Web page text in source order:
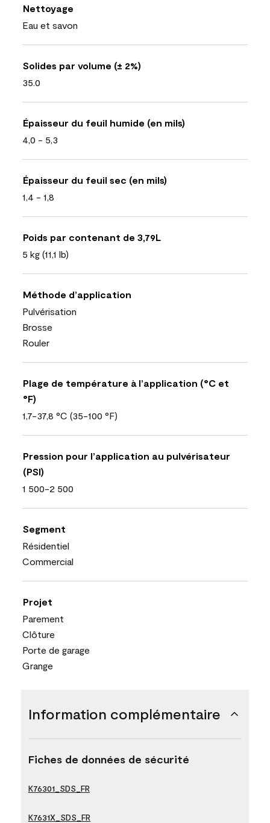
Nettoyage
Eau et savon
Solides par volume (± 2%)
35.0
Épaisseur du feuil humide (en mils)
4,0 - 5,3
Épaisseur du feuil sec (en mils)
1,4 - 1,8
Poids par contenant de 3,79L
5 kg (11,1 lb)
Méthode d’application
Pulvérisation
Brosse
Rouler
Plage de température à l’application (°C et
°F)
1,7-37,8 °C (35-100 °F)
Pression pour l’application au pulvérisateur
(PSI)
1 500-2 500
Segment
Résidentiel
Commercial
Projet
Parement
Clôture
Porte de garage
Grange
Information complémentaire
Fiches de données de sécurité
K76301_SDS_FR
K7631X_SDS_FR